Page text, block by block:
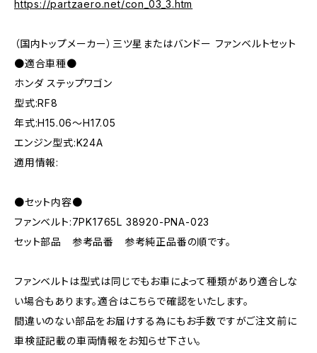
https://partzaero.net/con_03_3.htm
（国内トップメーカー）三ツ星またはバンドー ファンベルトセット
●適合車種●
ホンダ ステップワゴン
型式:RF8
年式:H15.06～H17.05
エンジン型式:K24A
適用情報:
●セット内容●
ファンベルト:7PK1765L 38920-PNA-023
セット部品 参考品番 参考純正品番の順です。
ファンベルトは型式は同じでもお車によって種類があり適合しな
い場合もあります。適合はこちらで確認をいたします。
間違いのない部品をお届けする為にもお手数ですがご注文前に
車検証記載の車両情報をお知らせ下さい。